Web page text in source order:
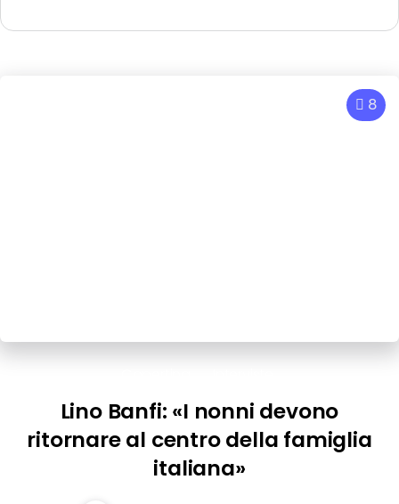
8
Lino Banfi: «I nonni devono
ritornare al centro della famiglia
italiana»